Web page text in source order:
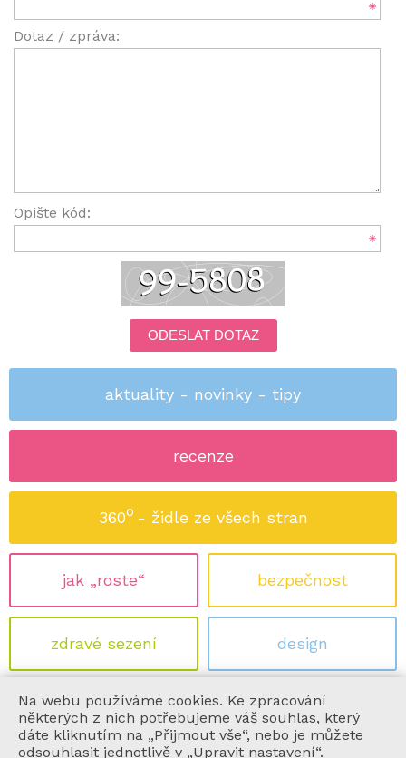
Dotaz / zpráva:
Opište kód:
ODESLAT DOTAZ
aktuality - novinky - tipy
recenze
360o
- židle ze všech stran
jak „roste“ bezpečnost
zdravé sezení design
ekologie certifikace
Na webu používáme cookies. Ke zpracování
některých z nich potřebujeme váš souhlas, který
dáte kliknutím na „Přijmout vše“, nebo je můžete
odsouhlasit jednotlivě v „Upravit nastavení“.